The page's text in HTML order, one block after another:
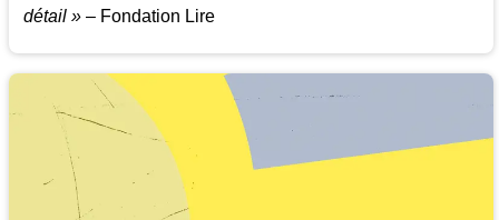
détail » – Fondation Lire